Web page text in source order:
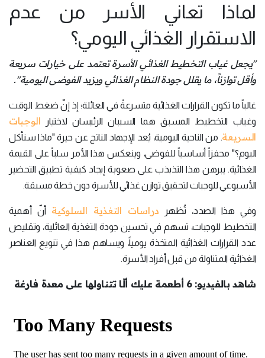
لماذا تعاني الأسر من عدم
الاستقرار الغذائي اليومي؟
"يجعل غياب التخطيط الغذائي الأسرة تعتمد على خيارات سريعة
وأقل توازناً، ما يقلل جودة النظام الغذائي ويزيد الفوضى اليومية".
غالباً ما تكون القرارات الغذائية متسرعةً في العائلة؛ إذ إنّ ضغط الوقت
وغياب التخطيط المسبق هما السببان الرئيسان لاختيار الوجبات
السريعة. من الناحية اليومية، يُعد الإجهاد الناتج عن حيرة "ماذا سنأكل
اليوم؟" محفزاً أساسياً للفوضى، وينعكس هذا الأمر سلباً على القيمة
الغذائية. يبرهن هذا التذبذب على صعوبة إيجاد كيفية تطبيق التحضير
الأسبوعي للوجبات لتحقيق توازن غذائي للأسرة دون خطة مسبقة.
وفي هذا الصدد، تُظهر دراسات التغذية السلوكية أنّ أهمية
التخطيط للوجبات، تسهم في تحسين جودة التغذية العائلية، وتقليص
عدد القرارات الغذائية المتخذة يومياً، ويساهم هذا في تنويع العناصر
الغذائية المتناولة من قبل أفراد الأسرة.
شاهد بالفيديو: 6 أطعمة عليك ألّا تتناولها على معدة فارغة